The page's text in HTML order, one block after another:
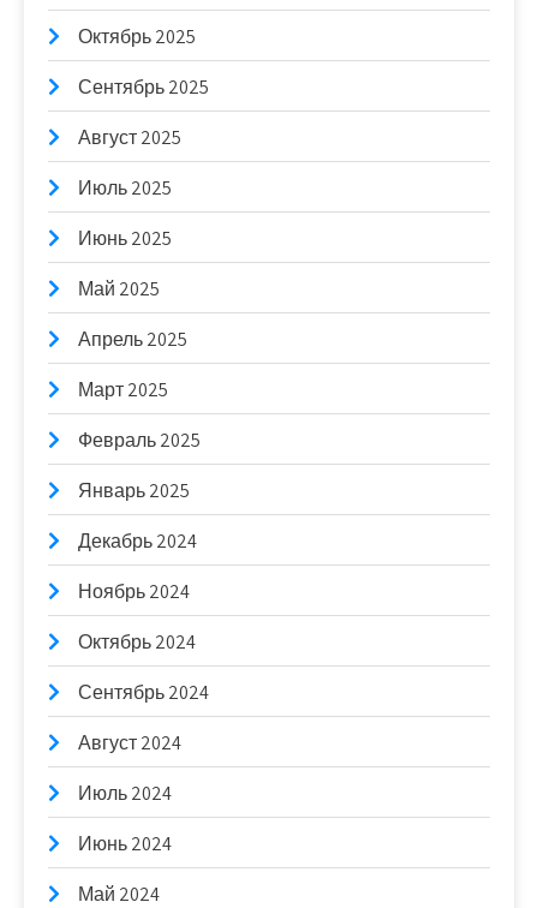
Октябрь 2025
Сентябрь 2025
Август 2025
Июль 2025
Июнь 2025
Май 2025
Апрель 2025
Март 2025
Февраль 2025
Январь 2025
Декабрь 2024
Ноябрь 2024
Октябрь 2024
Сентябрь 2024
Август 2024
Июль 2024
Июнь 2024
Май 2024